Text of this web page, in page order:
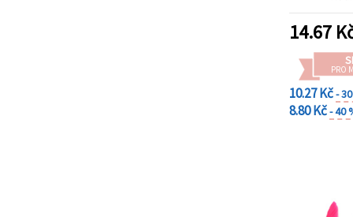
14.67
PRO
10.27 Kč-
8.80 Kč- 40